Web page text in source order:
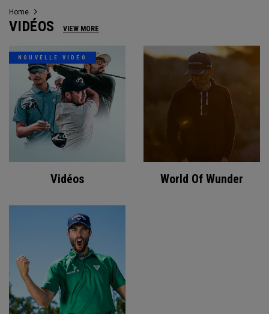
Home
VIDÉOS VIEW MORE
NOUVELLE VIDÉO
Vidéos World Of Wunder